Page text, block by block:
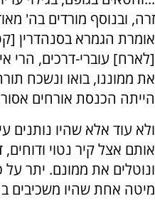
זרה, ובנוסף מורדים בה'
אומרת הגמרא בסנהדרין
[לארח] עוברי-דרכים, הרי
את ממוננו, בואו ונשכח
הייתה הכנסת אורחים
ולא עוד אלא שהיו נותנים
אותם אצל קיר נטוי ודוחים,
ונוטלים את ממונם. יתר
מיטה אחת שהיו משכיבים